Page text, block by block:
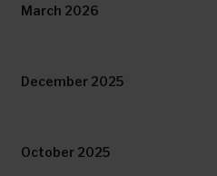
March 2026
December 2025
October 2025